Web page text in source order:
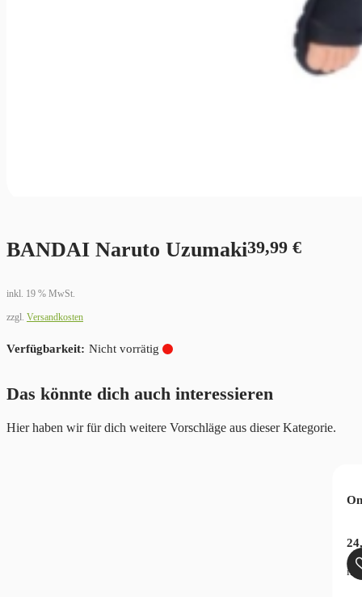
BANDAI Naruto Uzumaki39,99 €
inkl. 19 % MwSt.
zzgl. Versandkosten
Nicht vorrätig
Das könnte dich auch interessieren
Hier haben wir für dich weitere Vorschläge aus dieser Kategorie.